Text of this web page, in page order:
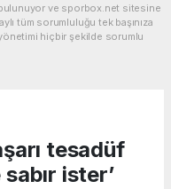
bulunuyor ve sporbox.net sitesine
tüm sorumluluğu tek başınıza
hiçbir şekilde sorumlu
tesadüf
ister’